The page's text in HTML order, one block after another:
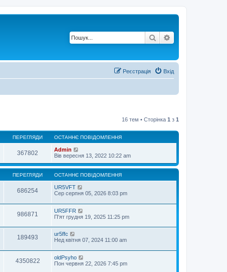
Пошук
Вхід
Реєстрація
16 тем • Сторінка 1 з 1
ПЕРЕГЛЯДИ ОСТАННЄ ПОВІДОМЛЕННЯ
367802
Admin
Вів вересня 13, 2022 10:22 am
ПЕРЕГЛЯДИ ОСТАННЄ ПОВІДОМЛЕННЯ
686254
UR5VFT
Сер серпня 05, 2026 8:03 pm
986871
UR5FFR
П'ят грудня 19, 2025 11:25 pm
189493
ur5ffc
Нед квітня 07, 2024 11:00 am
4350822
oldPsyho
Пон червня 22, 2026 7:45 pm